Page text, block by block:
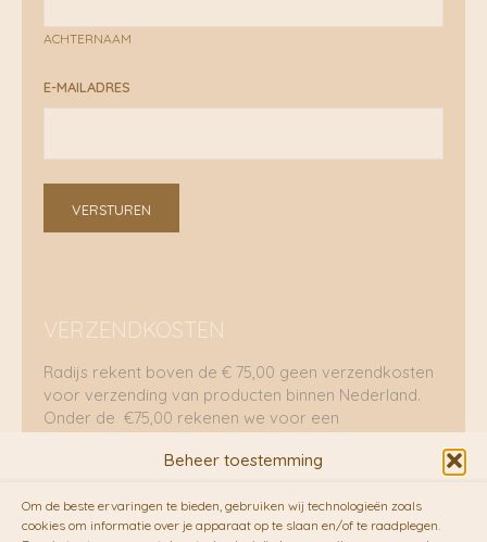
Beheer toestemming
Om de beste ervaringen te bieden, gebruiken wij technologieën zoals
cookies om informatie over je apparaat op te slaan en/of te raadplegen.
ACHTERNAAM
E-MAILADRES
VERSTUREN
VERZENDKOSTEN
Radijs rekent boven de € 75,00 geen verzendkosten
voor verzending van producten binnen Nederland.
Onder de €75,00 rekenen we voor een
RADIJS werkt samen met de duurzame bezorgdienst